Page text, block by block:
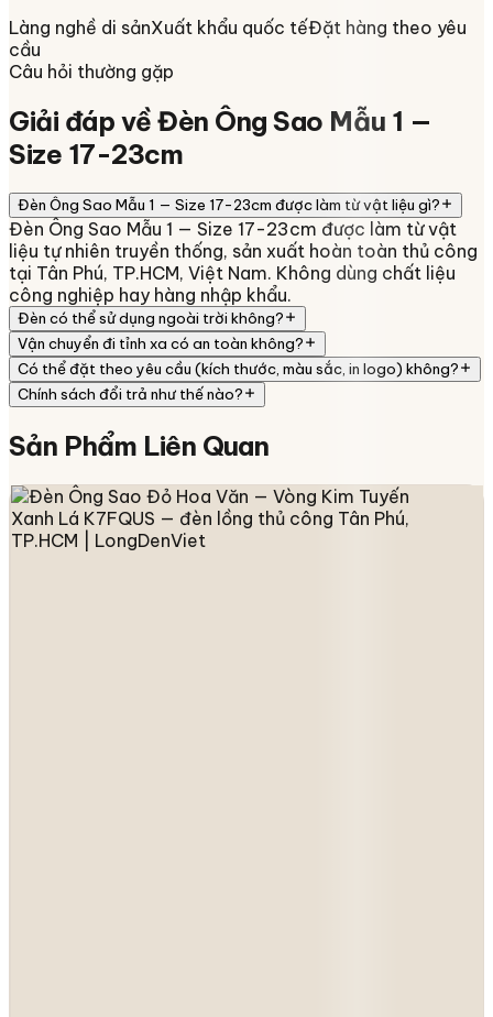
Làng nghề di sảnXuất khẩu quốc tếĐặt hàng theo yêu
cầu
Câu hỏi thường gặp
Giải đáp vềĐèn Ông Sao Mẫu 1 —
Size 17-23cm
Đèn Ông Sao Mẫu 1 — Size 17-23cm được làm từ vật liệu gì?
Đèn Ông Sao Mẫu 1 — Size 17-23cm được làm từ vật
liệu tự nhiên truyền thống, sản xuất hoàn toàn thủ công
tại Tân Phú, TP.HCM, Việt Nam. Không dùng chất liệu
công nghiệp hay hàng nhập khẩu.
Đèn có thể sử dụng ngoài trời không?
Vận chuyển đi tỉnh xa có an toàn không?
Có thể đặt theo yêu cầu (kích thước, màu sắc, in logo) không?
Chính sách đổi trả như thế nào?
Sản Phẩm Liên Quan